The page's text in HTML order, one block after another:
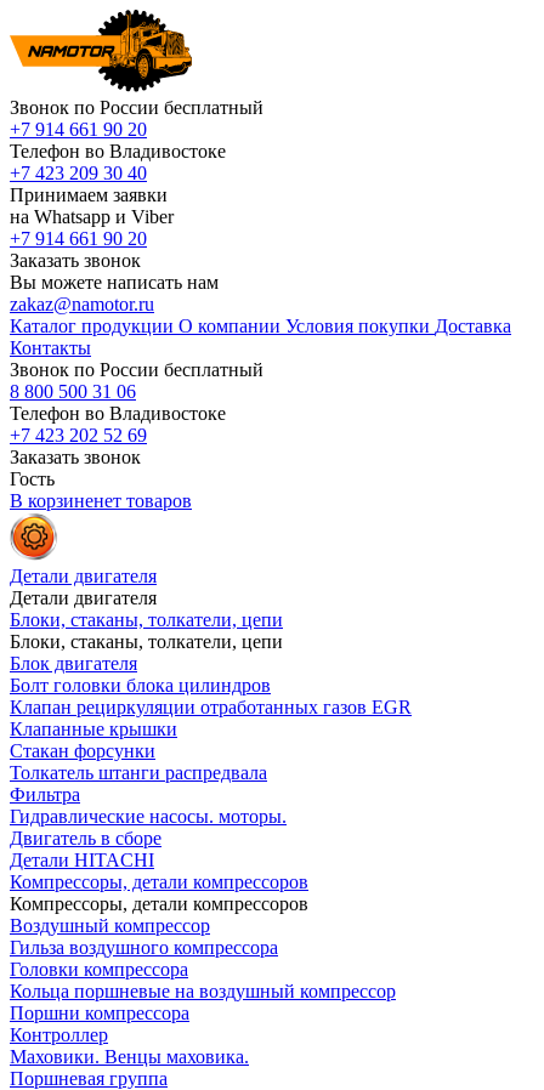
Звонок по России бесплатный
+7 914 661 90 20
Телефон во Владивостоке
+7 423 209 30 40
Принимаем заявки
на Whatsapp и Viber
+7 914 661 90 20
Заказать звонок
Вы можете написать нам
zakaz@namotor.ru
Каталог продукции О компании Условия покупки Доставка
Контакты
Звонок по России бесплатный
8 800 500 31 06
Телефон во Владивостоке
+7 423 202 52 69
Заказать звонок
Гость
В корзиненет товаров
Детали двигателя
Детали двигателя
Блоки, стаканы, толкатели, цепи
Блоки, стаканы, толкатели, цепи
Блок двигателя
Болт головки блока цилиндров
Клапан рециркуляции отработанных газов EGR
Клапанные крышки
Стакан форсунки
Толкатель штанги распредвала
Фильтра
Гидравлические насосы. моторы.
Двигатель в сборе
Детали HITACHI
Компрессоры, детали компрессоров
Компрессоры, детали компрессоров
Воздушный компрессор
Гильза воздушного компрессора
Головки компрессора
Кольца поршневые на воздушный компрессор
Поршни компрессора
Контроллер
Маховики. Венцы маховика.
Поршневая группа